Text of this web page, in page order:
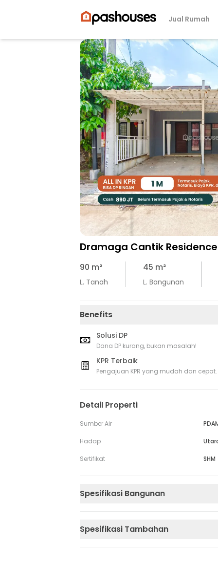
Jual Rumah
Dramaga Cantik
90 m²
L. Tanah
45 m²
L. Bangunan
Benefits
Solusi DP
Dana DP kurang, bukan masalah!
KPR Terbaik
Pengajuan KPR yang mudah dan cepat.
Detail Properti
Sumber Air
Hadap
Sertifikat SHM
Spesifikasi Bangunan
Spesifikasi Tambahan